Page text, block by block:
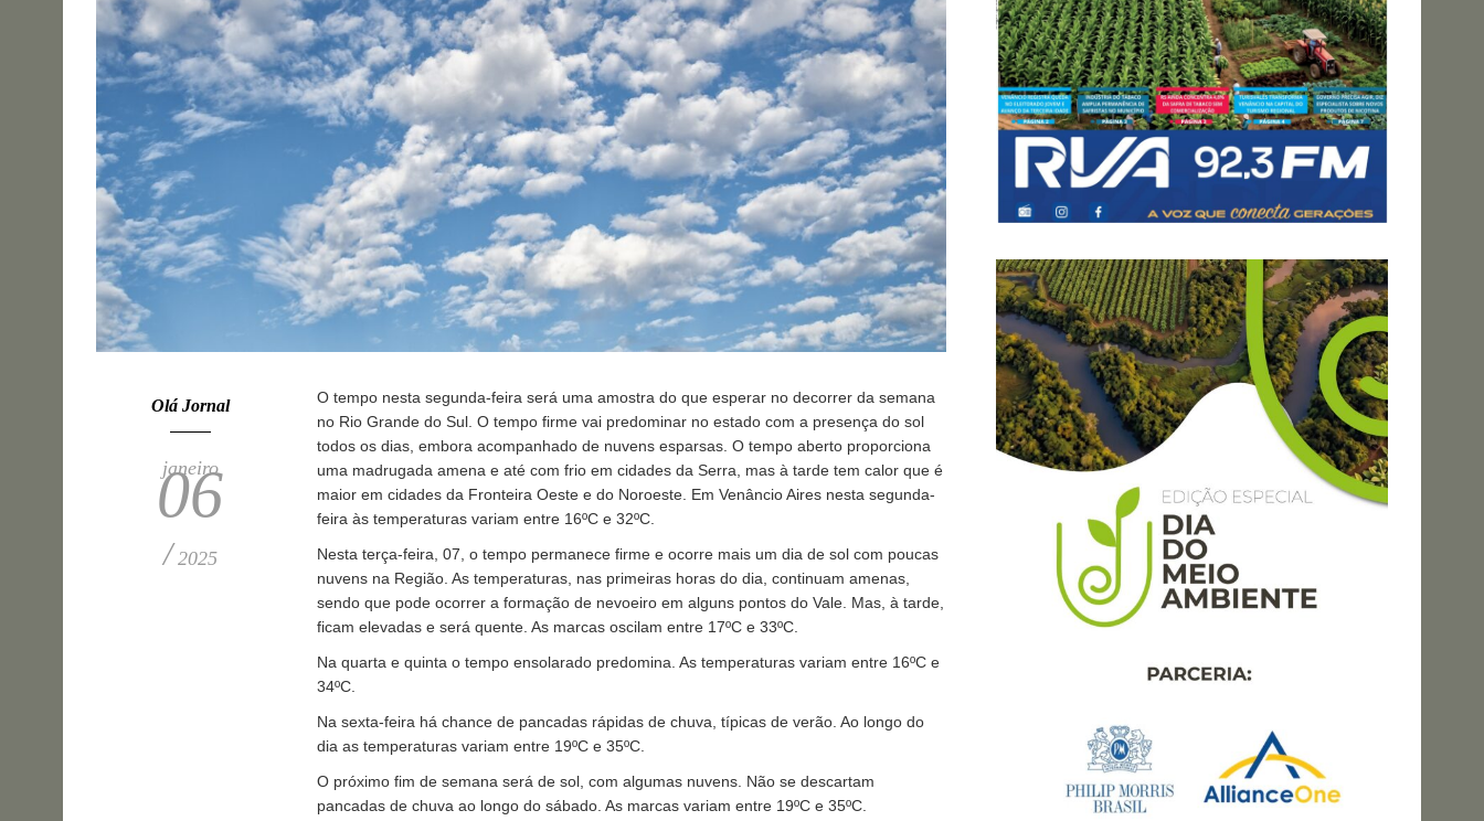
Olá Jornal
janeiro
06
/2025
O tempo nesta segunda-feira será uma amostra do que esperar no decorrer da semana
no Rio Grande do Sul. O tempo firme vai predominar no estado com a presença do sol
todos os dias, embora acompanhado de nuvens esparsas. O tempo aberto proporciona
uma madrugada amena e até com frio em cidades da Serra, mas à tarde tem calor que é
maior em cidades da Fronteira Oeste e do Noroeste. Em Venâncio Aires nesta segunda-
feira às temperaturas variam entre 16ºC e 32ºC.
Nesta terça-feira, 07, o tempo permanece firme e ocorre mais um dia de sol com poucas
nuvens na Região. As temperaturas, nas primeiras horas do dia, continuam amenas,
sendo que pode ocorrer a formação de nevoeiro em alguns pontos do Vale. Mas, à tarde,
ficam elevadas e será quente. As marcas oscilam entre 17ºC e 33ºC.
Na quarta e quinta o tempo ensolarado predomina. As temperaturas variam entre 16ºC e
34ºC.
Na sexta-feira há chance de pancadas rápidas de chuva, típicas de verão. Ao longo do
dia as temperaturas variam entre 19ºC e 35ºC.
O próximo fim de semana será de sol, com algumas nuvens. Não se descartam
pancadas de chuva ao longo do sábado. As marcas variam entre 19ºC e 35ºC.